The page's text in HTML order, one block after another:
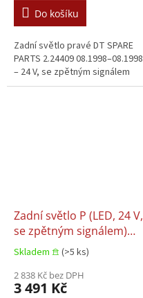
Do košíku
Zadní světlo pravé DT SPARE
PARTS 2.24409 08.1998–08.1998
– 24 V, se zpětným signálem
Zadní světlo P (LED, 24 V,
se zpětným signálem)
SCANIA G II, L, R S 1.21884
09.2016–09.2016
Skladem 𖠿 (>5 ks)
2 838 Kč bez DPH
3 491 Kč